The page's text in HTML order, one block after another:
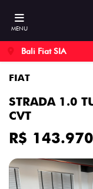
MENU
Bali Fiat SIA
FIAT
STRADA 1.0
CVT
R$